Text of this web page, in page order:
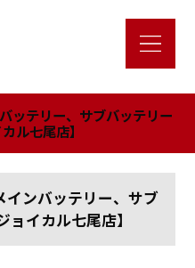
ッテリー、サブバッテリー
ル七尾店】
ンバッテリー、サブ
イカル七尾店】